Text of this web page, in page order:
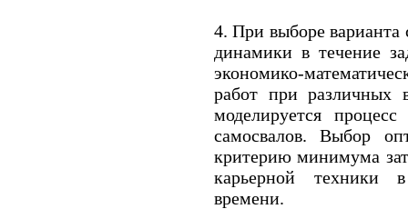
4. При выборе варианта
динамики в течение
экономико-
работ при различных
моделируется процесс
самосвалов. Выбор
критерию минимума
карьерной техники
времени.